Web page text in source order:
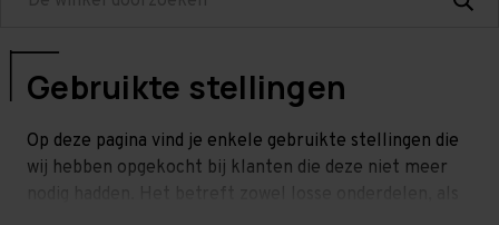
Gebruikte stellingen
Op deze pagina vind je enkele gebruikte stellingen die
wij hebben opgekocht bij klanten die deze niet meer